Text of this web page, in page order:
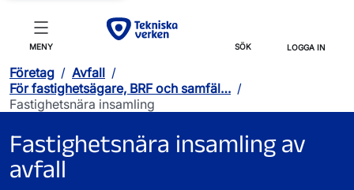
MENY SÖK LOGGA IN
Företag / Avfall /
För fastighetsägare, BRF och samfäl… /
Fastighetsnära insamling
Fastighetsnära insamling av
avfall